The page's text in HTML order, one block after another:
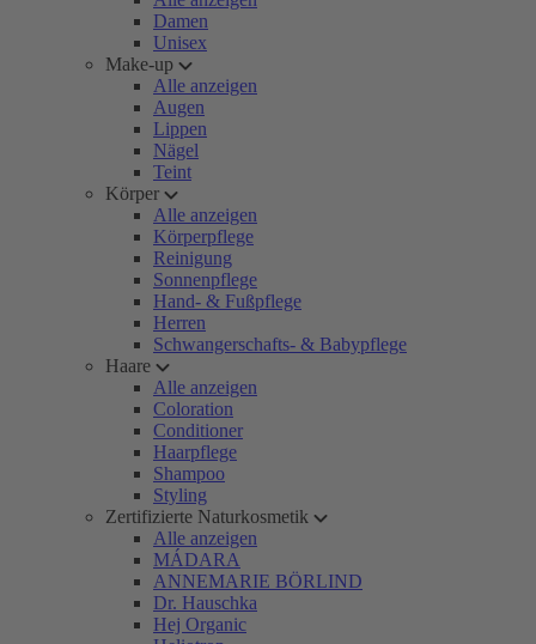
Damen
Unisex
Make-up
Alle anzeigen
Augen
Lippen
Nägel
Teint
Körper
Alle anzeigen
Körperpflege
Reinigung
Sonnenpflege
Hand- & Fußpflege
Herren
Schwangerschafts- & Babypflege
Haare
Alle anzeigen
Coloration
Conditioner
Haarpflege
Shampoo
Styling
Zertifizierte Naturkosmetik
Alle anzeigen
MÁDARA
ANNEMARIE BÖRLIND
Dr. Hauschka
Hej Organic